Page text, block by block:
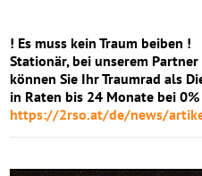
! Es muss kein Traum beiben !
Stationär, bei unserem
können Sie Ihr Traumrad als
in Raten bis 24 Monate bei
https://2rso.at/de/news/